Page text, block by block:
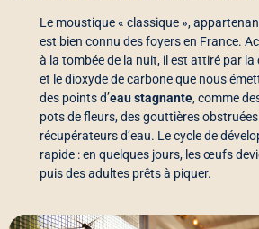
Le moustique « classique »,
est bien connu des foyers en France.
à la tombée de la nuit, il est attiré par
et le dioxyde de carbone que nous
des points d’eau stagnante, comme
pots de fleurs, des gouttières
récupérateurs d’eau. Le cycle de
rapide : en quelques jours, les œufs
puis des adultes prêts à piquer.